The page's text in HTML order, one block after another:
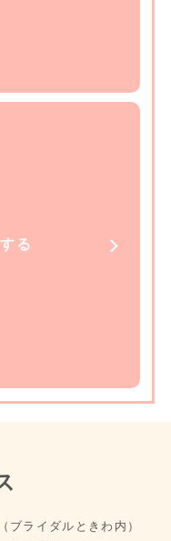
る
ライダルときわ内）